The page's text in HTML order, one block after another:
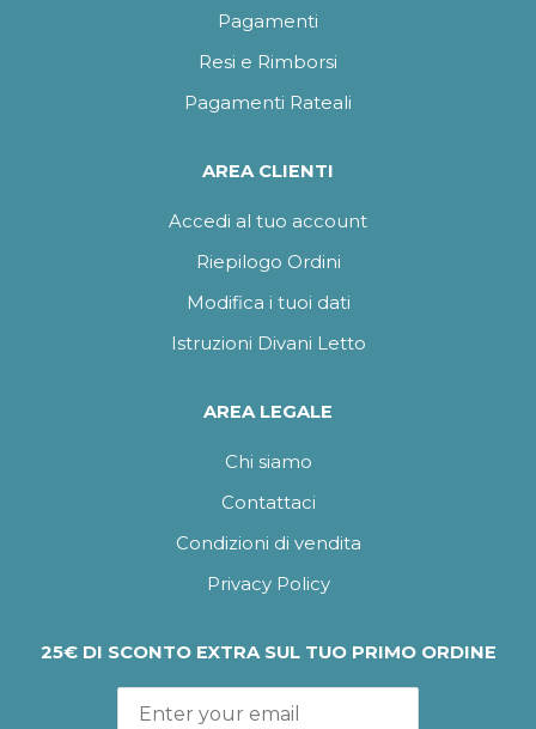
Pagamenti
Resi e Rimborsi
Pagamenti Rateali
AREA CLIENTI
Accedi al tuo account
Riepilogo Ordini
Modifica i tuoi dati
Istruzioni Divani Letto
AREA LEGALE
Chi siamo
Contattaci
Condizioni di vendita
Privacy Policy
25€ DI SCONTO EXTRA SUL TUO PRIMO ORDINE